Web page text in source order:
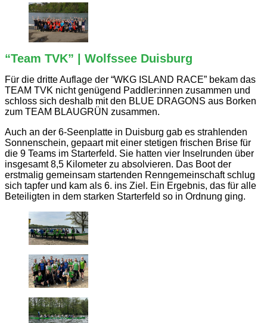
“Team TVK” | Wolfssee Duisburg
Für die dritte Auflage der “WKG ISLAND RACE” bekam das
TEAM TVK nicht genügend Paddler:innen zusammen und
schloss sich deshalb mit den BLUE DRAGONS aus Borken
zum TEAM BLAUGRÜN zusammen.
Auch an der 6-Seenplatte in Duisburg gab es strahlenden
Sonnenschein, gepaart mit einer stetigen frischen Brise für
die 9 Teams im Starterfeld. Sie hatten vier Inselrunden über
insgesamt 8,5 Kilometer zu absolvieren. Das Boot der
erstmalig gemeinsam startenden Renngemeinschaft schlug
sich tapfer und kam als 6. ins Ziel. Ein Ergebnis, das für alle
Beteiligten in dem starken Starterfeld so in Ordnung ging.